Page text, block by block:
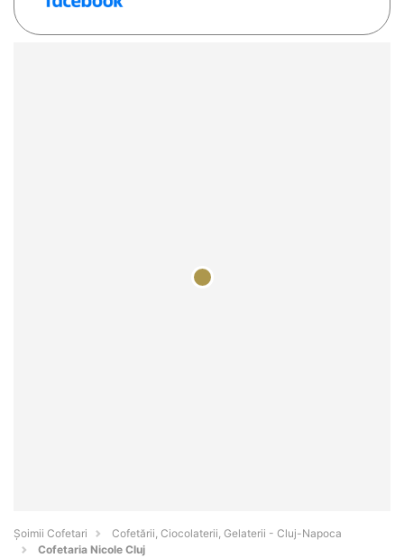
Șoimii Cofetari
Cofetării, Ciocolaterii, Gelaterii - Cluj-Napoca
Cofetaria Nicole Cluj